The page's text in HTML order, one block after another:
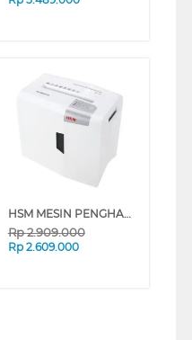
HSM MESIN PENGHANCUR KERTAS PAPER SHREDDER SHREDSTAR X5
Rp2.909.000
Rp 2.609.000